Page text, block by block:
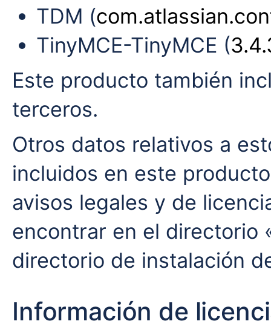
TDM (
TinyMCE-TinyMCE (
Este producto también
terceros.
Otros datos relativos a
incluidos en este
avisos legales y de
encontrar en el directorio
directorio de instalación
Información de